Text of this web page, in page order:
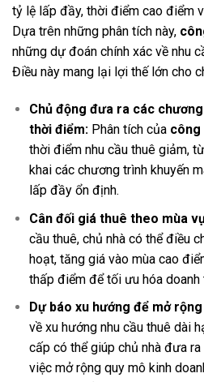
tỷ lệ lấp đầy, thời điểm cao điểm
Dựa trên những phân tích này,
những dự đoán chính xác về nhu
Điều này mang lại lợi thế lớn cho
Chủ động đưa ra các
thời điểm:Phân tích của công
thời điểm nhu cầu thuê giảm,
khai các chương trình khuyến
lấp đầy ổn định.
Cân đối giá thuê theo mùa
cầu thuê, chủ nhà có thể điều
hoạt, tăng giá vào mùa cao
thấp điểm để tối ưu hóa doanh
Dự báo xu hướng để mở
về xu hướng nhu cầu thuê dài
cấp có thể giúp chủ nhà đưa
việc mở rộng quy mô kinh